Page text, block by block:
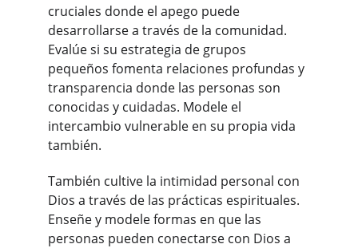
cruciales donde el apego puede
desarrollarse a través de la comunidad.
Evalúe si su estrategia de grupos
pequeños fomenta relaciones profundas y
transparencia donde las personas son
conocidas y cuidadas. Modele el
intercambio vulnerable en su propia vida
también.
También cultive la intimidad personal con
Dios a través de las prácticas espirituales.
Enseñe y modele formas en que las
personas pueden conectarse con Dios a